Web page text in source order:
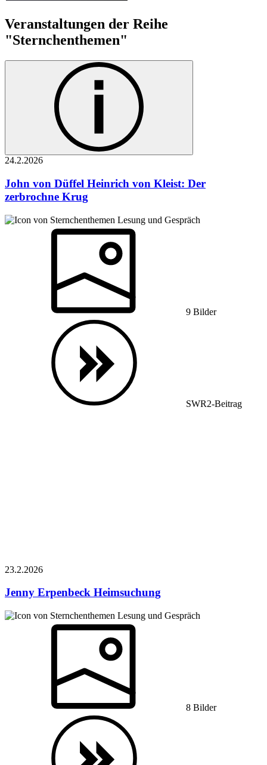
Veranstaltungen der Reihe
"Sternchenthemen"
24.2.2026
John von Düffel Heinrich von Kleist: Der
zerbrochne Krug
Lesung und Gespräch
9 Bilder
SWR2-Beitrag
23.2.2026
Jenny Erpenbeck Heimsuchung
Lesung und Gespräch
8 Bilder